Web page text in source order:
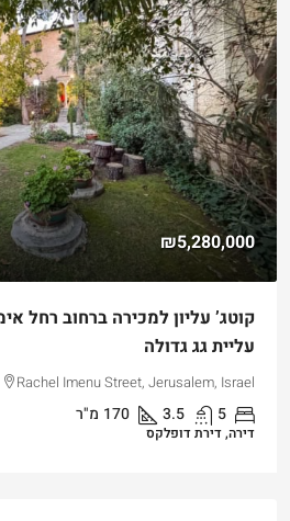
₪5,280,000
עליית גג גדולה
Rachel Imenu Street, Jerusalem, Israel
5
3.5
170 מ"ר
דירה, דירת דופלקס